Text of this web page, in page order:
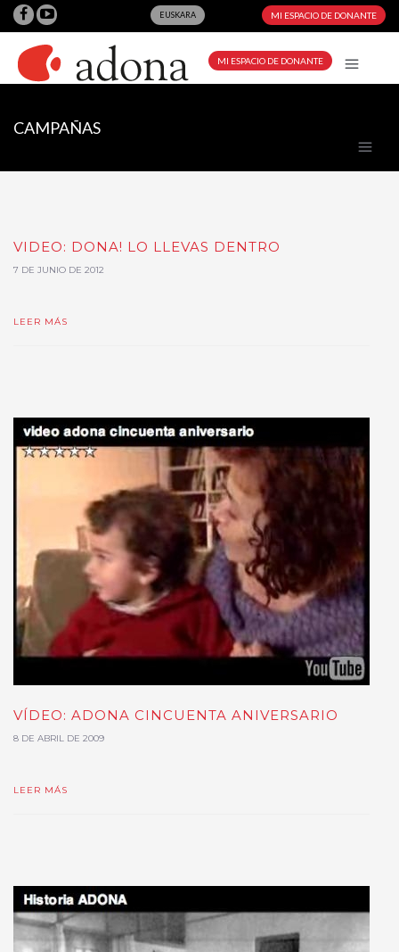
EUSKARA MI ESPACIO DE DONANTE
MI ESPACIO DE DONANTE
CAMPAÑAS
VIDEO: DONA! LO LLEVAS DENTRO
7 DE JUNIO DE 2012
LEER MÁS
VÍDEO: ADONA CINCUENTA ANIVERSARIO
8 DE ABRIL DE 2009
LEER MÁS